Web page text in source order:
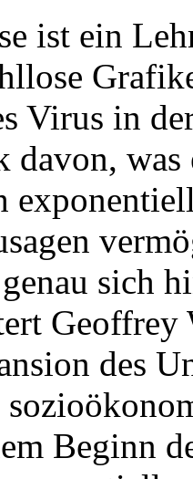
ist ein
Virus in
davon,
sich
Geoffrey
des
Beginn